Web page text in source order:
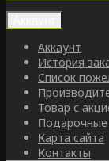
Аккаунт
История
Список
Товар с
Карта сайта
Контакты